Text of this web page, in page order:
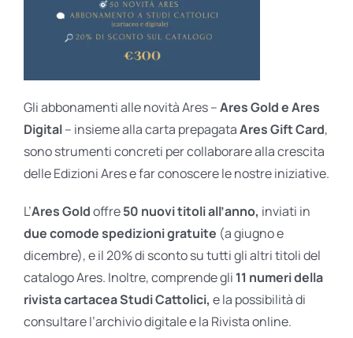
Gli abbonamenti alle novità Ares –Ares Gold e Ares
Digital– insieme alla carta prepagataAres Gift Card,
sono strumenti concreti per collaborare alla crescita
delle Edizioni Ares e far conoscere le nostre iniziative.
L’Ares Goldoffre50 nuovi titoli all’anno, inviati in
due comode spedizioni gratuite (a giugno e
dicembre), e il 20% di sconto su tutti gli altri titoli del
catalogo Ares. Inoltre, comprende gli 11 numeri della
rivista cartacea Studi Cattolici, e la possibilità di
consultare l’archivio digitale e la Rivista online.